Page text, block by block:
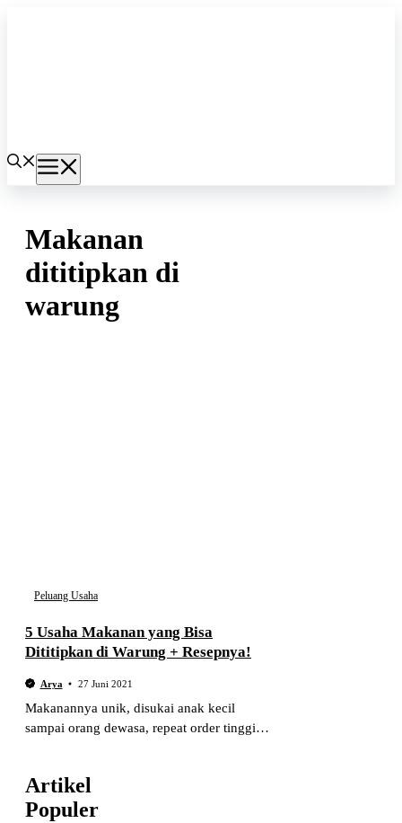
Makanan
dititipkan di
warung
Peluang Usaha
5 Usaha Makanan yang Bisa
Dititipkan di Warung + Resepnya!
Arya 27 Juni 2021
Makanannya unik, disukai anak kecil
sampai orang dewasa, repeat order tinggi.
99%!
Artikel
Populer